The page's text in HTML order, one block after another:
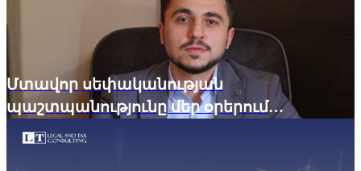
Մտավոր սեփականության
պաշտպանությունը մեր օրերում
արդիական խնդիր է